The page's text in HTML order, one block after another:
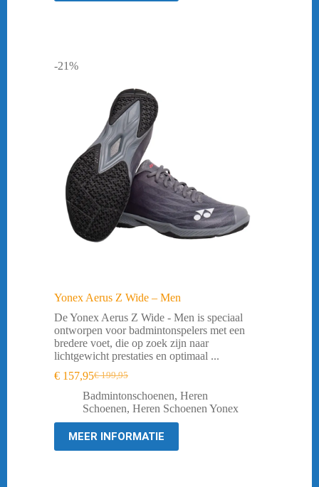
-21%
Yonex Aerus Z Wide – Men
De Yonex Aerus Z Wide - Men is speciaal
ontworpen voor badmintonspelers met een
bredere voet, die op zoek zijn naar
lichtgewicht prestaties en optimaal ...
€199,95
Oorspronkelijke
prijs
was:
€ 157,95Huidige
prijs
is:
Badmintonschoenen, Heren
Schoenen, Heren Schoenen Yonex
MEER INFORMATIE